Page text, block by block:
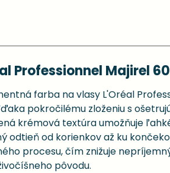
Professionnel Majirel
farba na vlasy L'Oréal
pokročilému zloženiu s
krémová textúra umožňuje
odtieň od korienkov až ku
procesu, čím znižuje
pôvodu.